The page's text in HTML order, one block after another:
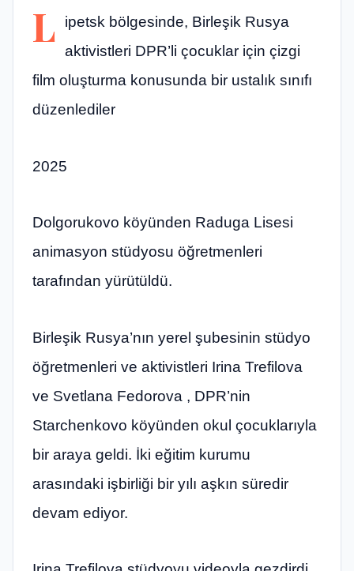
L
ipetsk bölgesinde, Birleşik Rusya
aktivistleri DPR’li çocuklar için çizgi
film oluşturma konusunda bir ustalık sınıfı
düzenlediler
2025
Dolgorukovo köyünden Raduga Lisesi
animasyon stüdyosu öğretmenleri
tarafından yürütüldü.
Birleşik Rusya’nın yerel şubesinin stüdyo
öğretmenleri ve aktivistleri Irina Trefilova
ve Svetlana Fedorova , DPR’nin
Starchenkovo ​​köyünden okul çocuklarıyla
bir araya geldi. İki eğitim kurumu
arasındaki işbirliği bir yılı aşkın süredir
devam ediyor.